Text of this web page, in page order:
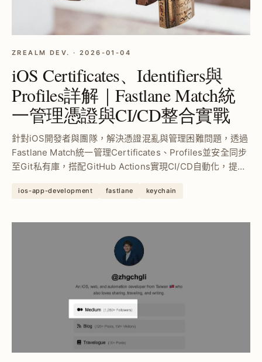
ZREALM DEV. · 2026-01-04
iOS Certificates、Identifiers與
Profiles詳解｜Fastlane Match統
一管理憑證與CI/CD整合實戰
針對iOS開發者與團隊，解決憑證混亂與管理困難問題，透過
Fastlane Match統一管理Certificates、Profiles並安全同步
至Git私有庫，搭配GitHub Actions實現CI/CD自動化，提升
ios-app-development fastlane keychain